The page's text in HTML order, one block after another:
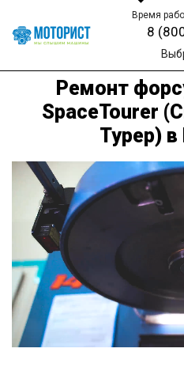
Время
8
Ремонт
SpaceTourer
Турер)